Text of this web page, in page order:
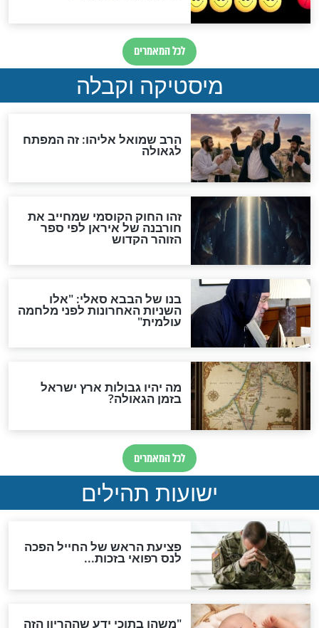
מה יהיה בימות המשיח?
"לפני הגאולה תהיה אפיקורסות
והכחשה גדולה מאוד של
האמונה"
האם לאחר בוא המשיח יהיה
אפשר לחזור בתשובה?
לכל המאמרים
להמתקת הדינים וביטול
גזרות